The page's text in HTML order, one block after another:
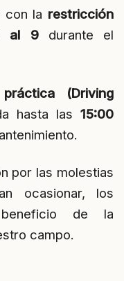
con la restricción
al 9durante el
(Driving
hasta las 15:00
por las molestias
ocasionar, los
de la
campo.